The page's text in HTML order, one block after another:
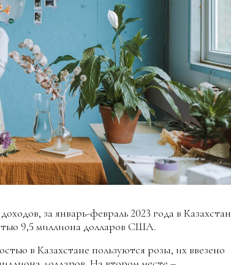
за январь-февраль 2023 года в Казахстан
9,5 миллиона долларов США.
в Казахстане пользуются розы, их ввезено